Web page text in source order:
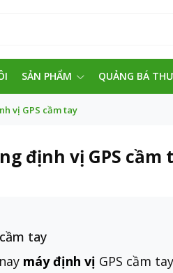
SẢN PHẨM QUẢNG BÁ
vị GPS cầm tay
định vị GPS cầm
tay
máy định vị GPS cầm